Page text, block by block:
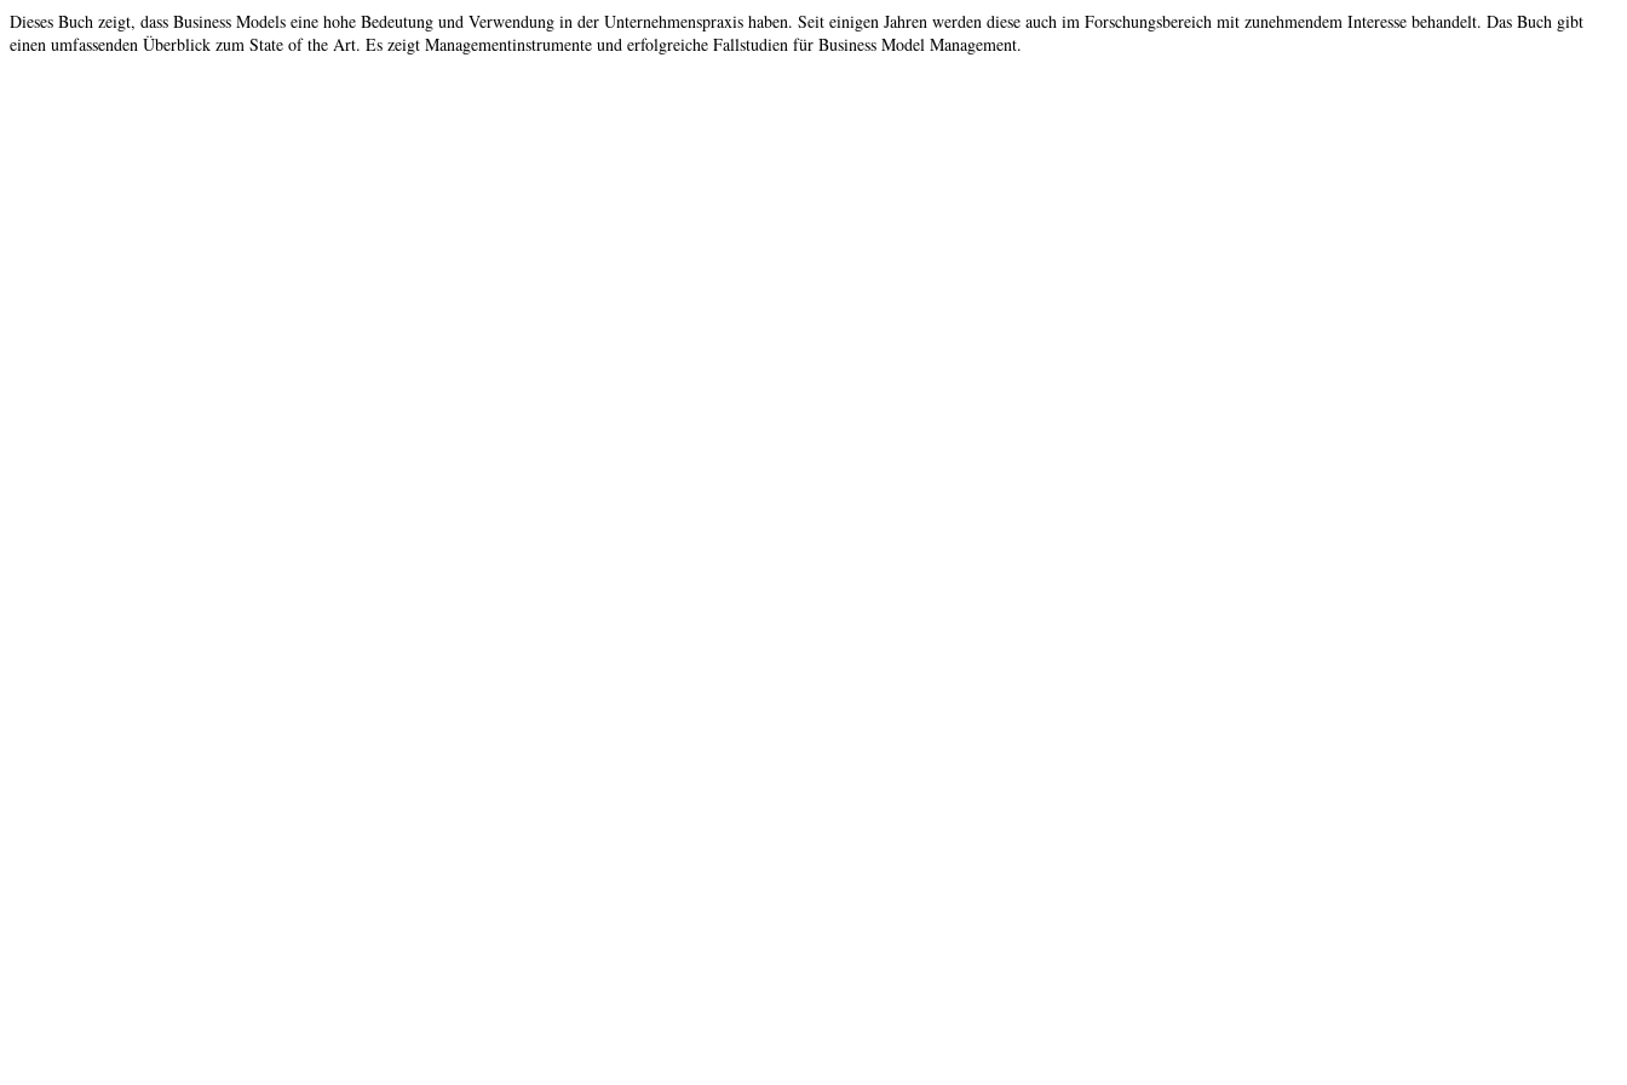
Dieses Buch zeigt, dass Business Models eine hohe Bedeutung und Verwendung in der Unternehmenspraxis haben. Seit einigen Jahren werden diese auch im Forschungsbereich mit zunehmendem Interesse behandelt. Das Buch gibt
einen umfassenden Überblick zum State of the Art. Es zeigt Managementinstrumente und erfolgreiche Fallstudien für Business Model Management.